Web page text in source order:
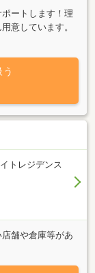
ートします！理
意しています。
トレジデンス
舗や倉庫等があ